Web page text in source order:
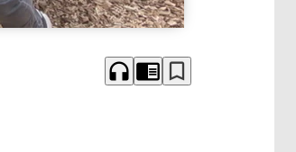
headphones chrome_reader_mode bookmark_border